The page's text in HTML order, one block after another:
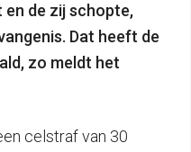
de zij schopte,
Dat heeft de
zo meldt het
celstraf van 30